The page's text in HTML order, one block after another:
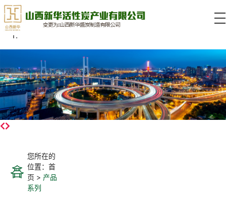
©2021 山西新华活性炭产业
您所在的
位置：首
页 > 产品
系列